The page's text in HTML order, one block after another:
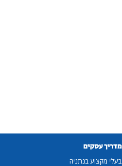
מדריך עסקים
בעלי מקצוע בנתניה